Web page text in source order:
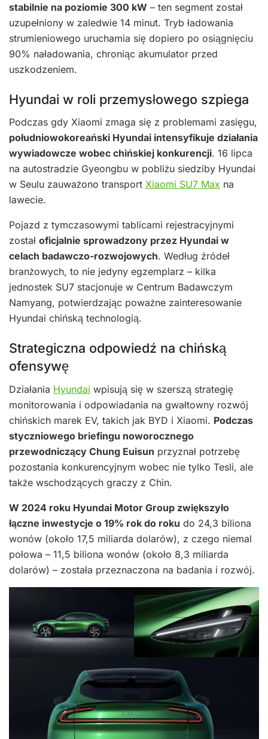
stabilnie na poziomie 300 kW – ten segment został
uzupełniony w zaledwie 14 minut. Tryb ładowania
strumieniowego uruchamia się dopiero po osiągnięciu
90% naładowania, chroniąc akumulator przed
uszkodzeniem.
Hyundai w roli przemysłowego szpiega
Podczas gdy Xiaomi zmaga się z problemami zasięgu,
południowokoreański Hyundai intensyfikuje działania
wywiadowcze wobec chińskiej konkurencji. 16 lipca
na autostradzie Gyeongbu w pobliżu siedziby Hyundai
w Seulu zauważono transport Xiaomi SU7 Max na
lawecie.
Pojazd z tymczasowymi tablicami rejestracyjnymi
został oficjalnie sprowadzony przez Hyundai w
celach badawczo-rozwojowych. Według źródeł
branżowych, to nie jedyny egzemplarz – kilka
jednostek SU7 stacjonuje w Centrum Badawczym
Namyang, potwierdzając poważne zainteresowanie
Hyundai chińską technologią.
Strategiczna odpowiedź na chińską
ofensywę
Działania Hyundai wpisują się w szerszą strategię
monitorowania i odpowiadania na gwałtowny rozwój
chińskich marek EV, takich jak BYD i Xiaomi. Podczas
styczniowego briefingu noworocznego
przewodniczący Chung Euisun przyznał potrzebę
pozostania konkurencyjnym wobec nie tylko Tesli, ale
także wschodzących graczy z Chin.
W 2024 roku Hyundai Motor Group zwiększyło
łączne inwestycje o 19% rok do roku do 24,3 biliona
wonów (około 17,5 miliarda dolarów), z czego niemal
połowa – 11,5 biliona wonów (około 8,3 miliarda
dolarów) – została przeznaczona na badania i rozwój.